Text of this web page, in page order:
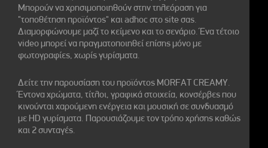
video applications for museums,
archeological sites & exhibitions
Product presentations
Documentary
Cartoons
3D world
Events & Conference
Outdoor advertising
Media planning & mix
Μπορούν να χρησιμοποιηθούν στην τηλεόραση για
"τοποθέτηση προϊόντος" και adhoc στο site σας.
Διαμορφώνουμε μαζί το κείμενο και το σενάριο. Ένα τέτοιο
video μπορεί να πραγματοποιηθεί επίσης μόνο με
φωτογραφίες, χωρίς γυρίσματα.
Δείτε την παρουσίαση του προϊόντος MORFAT CREAMY.
Έντονα χρώματα, τίτλοι, γραφικά στοιχεία, κονσέρβες που
κινούνται χαρούμενη ενέργεια και μουσική σε συνδυασμό
με HD γυρίσματα. Παρουσιάζουμε τον τρόπο χρήσης καθώς
και 2 συνταγές.